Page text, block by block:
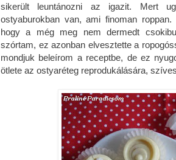
sikerült leuntánozni az igazit. Mert
ostyaburokban van, ami finoman
hogy a még meg nem dermedt
szórtam, ez azonban elvesztette a
mondjuk beleírom a receptbe, de ez
ötlete az ostyaréteg reprodukálására,